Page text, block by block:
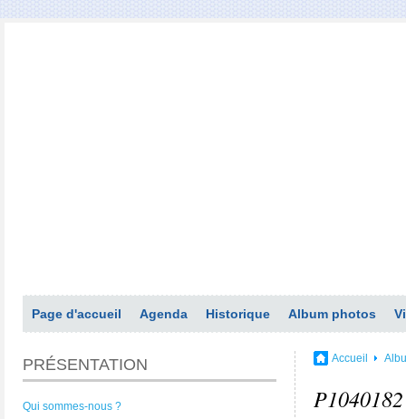
Page d'accueil Agenda Historique Album photos
PRÉSENTATION
Qui sommes-nous ?
Accueil
P1040182